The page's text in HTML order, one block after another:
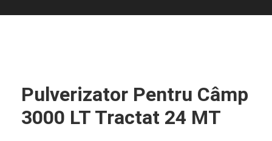
Pulverizator Pentru Câmp
3000 LT Tractat 24 MT